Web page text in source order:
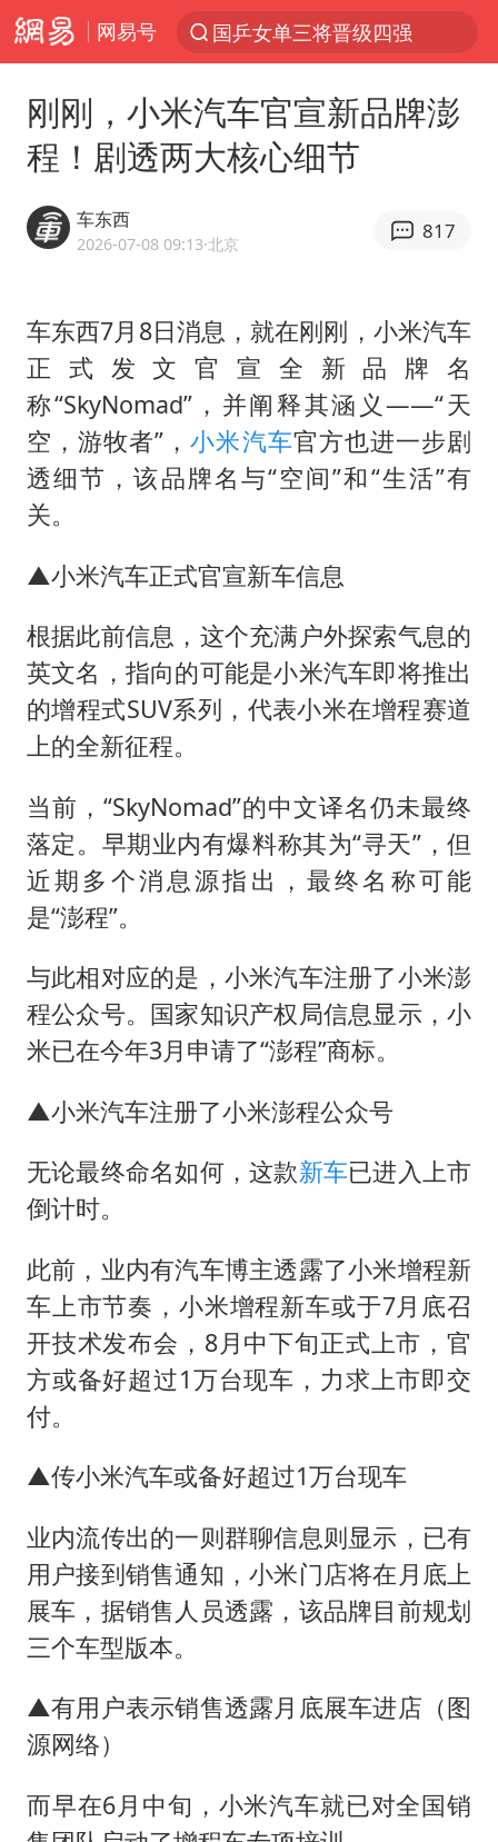
网易号
国乒女单三将晋级四强
陈思诚零点晒照为佟丽娅庆生
上四休三，但降薪1000元，你接受吗？
检测列车撞人致11死2伤 涉事单位被罚
黄金牛市回来了吗
36岁男演员成景区NPC后人气爆棚
宇树王兴兴被问了360多个问题
全民健身事业高质量发展
商场现钱学森巨幅海报 负责人回应
几元成本的AI广告导致千万市值蒸发
老挝国会主席赛宋蓬逝世
乐享全民健身 共筑健康中国
刚刚，小米汽车官宣新品牌澎
程！剧透两大核心细节
车东西
2026-07-08 09:13·北京
817
车东西7月8日消息，就在刚刚，小米汽车
正式发文官宣全新品牌名
称“SkyNomad”，并阐释其涵义——“天
空，游牧者”，小米汽车官方也进一步剧
透细节，该品牌名与“空间”和“生活”有
关。
▲小米汽车正式官宣新车信息
根据此前信息，这个充满户外探索气息的
英文名，指向的可能是小米汽车即将推出
的增程式SUV系列，代表小米在增程赛道
上的全新征程。
当前，“SkyNomad”的中文译名仍未最终
落定。早期业内有爆料称其为“寻天”，但
近期多个消息源指出，最终名称可能
是“澎程”。
与此相对应的是，小米汽车注册了小米澎
程公众号。国家知识产权局信息显示，小
米已在今年3月申请了“澎程”商标。
▲小米汽车注册了小米澎程公众号
无论最终命名如何，这款新车已进入上市
倒计时。
此前，业内有汽车博主透露了小米增程新
车上市节奏，小米增程新车或于7月底召
开技术发布会，8月中下旬正式上市，官
方或备好超过1万台现车，力求上市即交
付。
▲传小米汽车或备好超过1万台现车
业内流传出的一则群聊信息则显示，已有
用户接到销售通知，小米门店将在月底上
展车，据销售人员透露，该品牌目前规划
三个车型版本。
▲有用户表示销售透露月底展车进店（图
源网络）
而早在6月中旬，小米汽车就已对全国销